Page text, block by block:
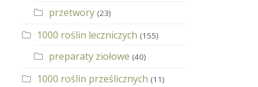
przetwory (23)
1000 roślin leczniczych (155)
preparaty ziołowe (40)
1000 roślin prześlicznych (11)